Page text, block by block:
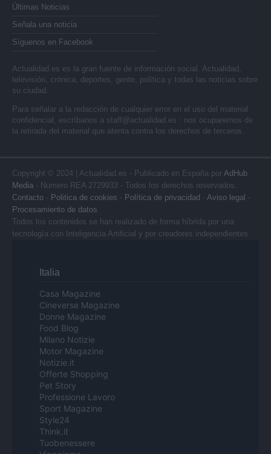
Últimas Noticias
Señala una noticia
Síguenos en Facebook
Actualidad.es es la gran fuente de información social. Actualidad,
televisión, crónica, deportes, gente, política y todas las noticias sobre
su ciudad.
Para señalar a la redacción de cualquier error en el uso del material
confidencial, escríbanos a staff@actualidad.es : nos ocuparemos de
la retirada del material que atenta contra los derechos de terceros.
Copyright © 2024 | Actualidad.es - Publicado en España por AdHub
Media - Numero REA 2729933 - Todos los derechos reservados.
Contacto - Politica de cookies - Política de privacidad - Aviso legal -
Procesamiento de datos
Todos los contenidos se han realizado de forma híbrida por una
tecnología con Inteligencia Artificial y por creadores independientes
Italia
Casa Magazine
Cineverse Magazine
Donne Magazine
Food Blog
Milano Notizie
Motor Magazine
Notizie.it
Offerte Shopping
Pet Story
Professione Lavoro
Sport Magazine
Style24
Think.it
Tuobenessere